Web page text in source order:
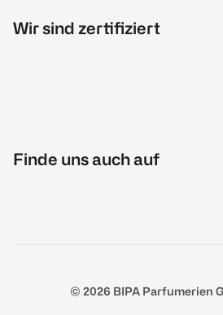
Wir sind zertifiziert
Finde uns auch auf
© 2026 BIPA Parfumerien